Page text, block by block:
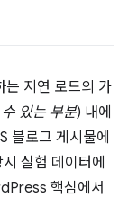
지연 로드의 가
있는 부분) 내에
블로그 게시물에
실험 데이터에
핵심에서